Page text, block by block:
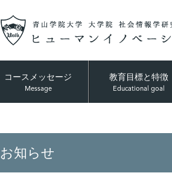
コースメッセージ
Message
教育目標と特徴
Educational goal
お知らせ